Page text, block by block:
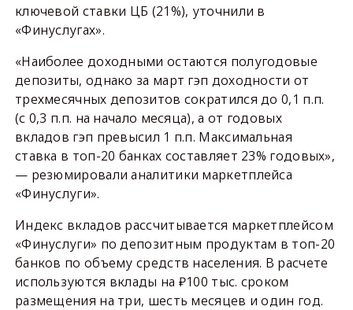
ключевой ставки ЦБ (21%), уточнили в
«Финуслугах».
«Наиболее доходными остаются полугодовые
депозиты, однако за март гэп доходности от
трехмесячных депозитов сократился до 0,1 п.п.
(с 0,3 п.п. на начало месяца), а от годовых
вкладов гэп превысил 1 п.п. Максимальная
ставка в топ-20 банках составляет 23% годовых»,
— резюмировали аналитики маркетплейса
«Финуслуги».
Индекс вкладов рассчитывается маркетплейсом
«Финуслуги» по депозитным продуктам в топ-20
банков по объему средств населения. В расчете
используются вклады на ₽100 тыс. сроком
размещения на три, шесть месяцев и один год.